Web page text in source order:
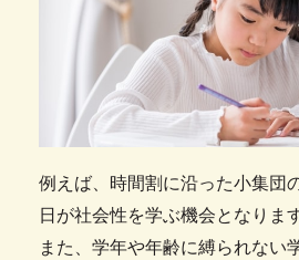
例えば、時間割に沿った小集団
日が社会性を学ぶ機会となります
また、学年や年齢に縛られない